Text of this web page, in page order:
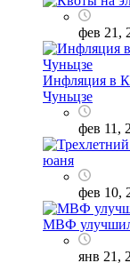
фев 21,
Инфляция в
Чуньцзе
фев 11,
юаня
фев 10,
МВФ улучшил
янв 21,